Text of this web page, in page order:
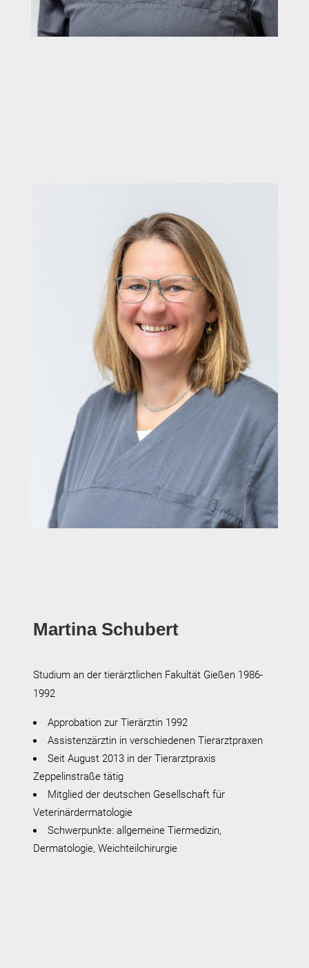
Martina Schubert
Studium an der tierärztlichen Fakultät Gießen 1986-
1992
Approbation zur Tierärztin 1992
Assistenzärztin in verschiedenen Tierarztpraxen
Seit August 2013 in der Tierarztpraxis
Zeppelinstraße tätig
Mitglied der deutschen Gesellschaft für
Veterinärdermatologie
Schwerpunkte: allgemeine Tiermedizin,
Dermatologie, Weichteilchirurgie